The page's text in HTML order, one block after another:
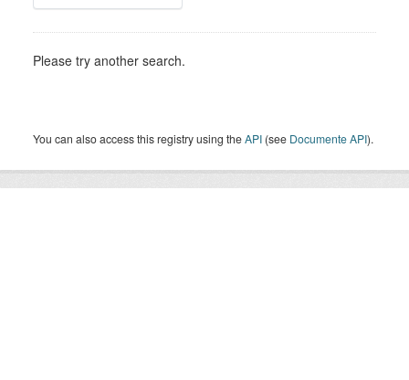
Please try another search.
You can also access this registry using theAPI (see Documente API).